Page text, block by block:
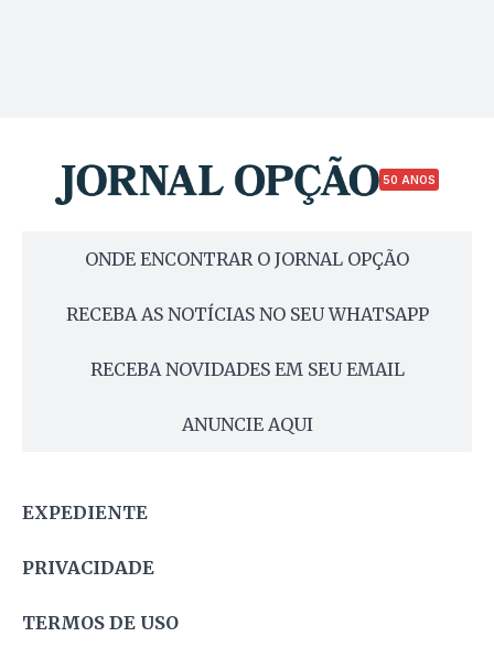
50 ANOS
ONDE ENCONTRAR O JORNAL OPÇÃO
RECEBA AS NOTÍCIAS NO SEU WHATSAPP
RECEBA NOVIDADES EM SEU EMAIL
ANUNCIE AQUI
EXPEDIENTE
PRIVACIDADE
TERMOS DE USO